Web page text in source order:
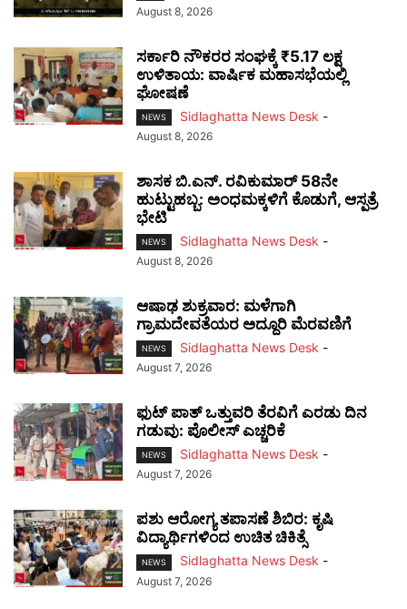
August 8, 2026
ಸರ್ಕಾರಿ ನೌಕರರ ಸಂಘಕ್ಕೆ ₹5.17 ಲಕ್ಷ
ಉಳಿತಾಯ: ವಾರ್ಷಿಕ ಮಹಾಸಭೆಯಲ್ಲಿ
ಘೋಷಣೆ
NEWS Sidlaghatta News Desk -
August 8, 2026
ಶಾಸಕ ಬಿ.ಎನ್. ರವಿಕುಮಾರ್ 58ನೇ
ಹುಟ್ಟುಹಬ್ಬ: ಅಂಧಮಕ್ಕಳಿಗೆ ಕೊಡುಗೆ, ಆಸ್ಪತ್ರೆ
ಭೇಟಿ
NEWS Sidlaghatta News Desk -
August 8, 2026
ಆಷಾಢ ಶುಕ್ರವಾರ: ಮಳೆಗಾಗಿ
ಗ್ರಾಮದೇವತೆಯರ ಅದ್ದೂರಿ ಮೆರವಣಿಗೆ
NEWS Sidlaghatta News Desk -
August 7, 2026
ಫುಟ್‌ ಪಾತ್ ಒತ್ತುವರಿ ತೆರವಿಗೆ ಎರಡು ದಿನ
ಗಡುವು: ಪೊಲೀಸ್ ಎಚ್ಚರಿಕೆ
NEWS Sidlaghatta News Desk -
August 7, 2026
ಪಶು ಆರೋಗ್ಯ ತಪಾಸಣೆ ಶಿಬಿರ: ಕೃಷಿ
ವಿದ್ಯಾರ್ಥಿಗಳಿಂದ ಉಚಿತ ಚಿಕಿತ್ಸೆ
NEWS Sidlaghatta News Desk -
August 7, 2026